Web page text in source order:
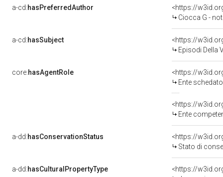
a-cd:hasPreferredAuthor
<https://
Ciocca G -
a-cd:hasSubject
<https://
Episodi Della
core:hasAgentRole
<https://
Ente schedatore del bene
<https://
Ente competente
a-dd:hasConservationStatus
<https://
Stato di
a-dd:hasCulturalPropertyType
<https://